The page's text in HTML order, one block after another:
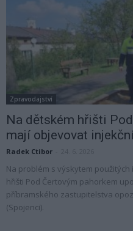
Zpravodajství
Na dětském hřišti
mají objevovat
Radek Ctibor
Na problém s výskytem
hřišti Pod Čertovým pahorkem
příbramského zastupitelstva
(Spojenci).